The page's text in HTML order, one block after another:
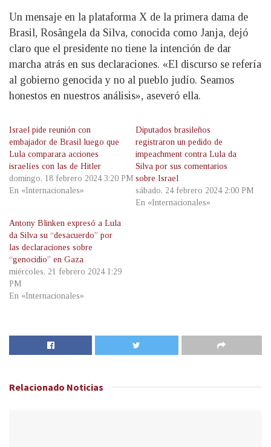
Un mensaje en la plataforma X de la primera dama de
Brasil, Rosângela da Silva, conocida como Janja, dejó
claro que el presidente no tiene la intención de dar
marcha atrás en sus declaraciones. «El discurso se refería
al gobierno genocida y no al pueblo judío. Seamos
honestos en nuestros análisis», aseveró ella.
Israel pide reunión con
embajador de Brasil luego que
Lula comparara acciones
israelíes con las de Hitler
domingo, 18 febrero 2024 3:20 PM
En «Internacionales»
Diputados brasileños
registraron un pedido de
impeachment contra Lula da
Silva por sus comentarios
sobre Israel
sábado, 24 febrero 2024 2:00 PM
En «Internacionales»
Antony Blinken expresó a Lula
da Silva su “desacuerdo” por
las declaraciones sobre
“genocidio” en Gaza
miércoles, 21 febrero 2024 1:29
PM
En «Internacionales»
Relacionado Noticias